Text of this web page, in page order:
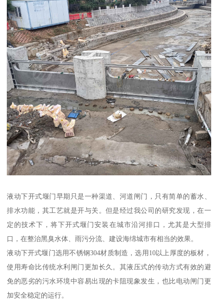
液动下开式堰门早期只是一种渠道、河道闸门，只有简单的蓄水、
排水功能，其工艺就是开与关。但是经过我公司的研究发现，在一
定的技术下，将下开式堰门安装在城市沿河排口，尤其是大型排
口，在整治黑臭水体、雨污分流、建设海绵城市有相当的效果。
液动下开式堰门选用不锈钢304材质制造，选用10以上厚度的板材，
使用寿命比传统水利闸门更加长久。其液压式的传动方式有效的避
免的恶劣的污水环境中容易出现的卡阻现象发生，也比电动闸门更
加安全稳定的运行。